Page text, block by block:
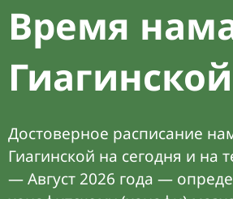
Время
Гиагинской
Достоверное расписание
Гиагинской на сегодня и на
— Август 2026 года —